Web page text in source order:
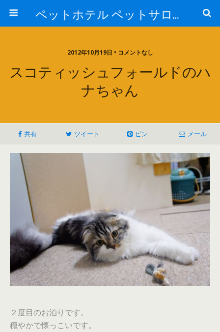
ペットホテル ペットサロン トリミングサロン 東京 ヌーノクラブのブログ
2012年10月19日 • コメントなし
スコティッシュフォールドのハ
ナちゃん
共有 ツイート ピン メール
２度目のお泊りです。
穏やかで懐っこいです。